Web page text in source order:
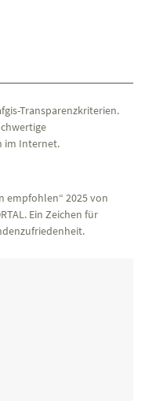
Transparenzkriterien.
im Internet.
empfohlen“ 2025 von
Ein Zeichen für